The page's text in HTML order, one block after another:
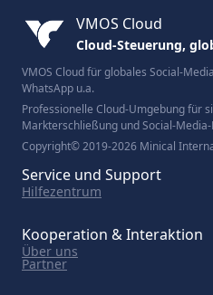
VMOS Cloud
Cloud-Steuerung,
VMOS Cloud für globales Social-
WhatsApp u.a.
Professionelle Cloud-Umgebung für
Markterschließung und Social-
Copyright© 2019-2026 Minical
Service und Support
Hilfezentrum
Kooperation & Interaktion
Über uns
Partner